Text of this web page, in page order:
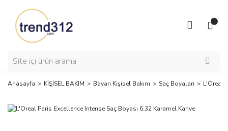
Anasayfa KİŞİSEL BAKIM Bayan Kişisel Bakım Saç Boyaları L'Oreal